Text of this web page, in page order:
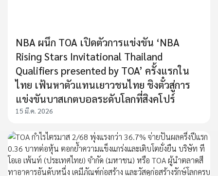
NBA ผนึก TOA เปิดตัวการแข่งขัน ‘NBA
Rising Stars Invitational Thailand
Qualifiers presented by TOA’ ครั้งแรกใน
ไทย เฟ้นหาตัวแทนเยาวชนไทย ชิงตั๋วสู่การ
แข่งขันบาสเกตบอลระดับโลกที่สิงคโปร์
15 มี.ค. 2026